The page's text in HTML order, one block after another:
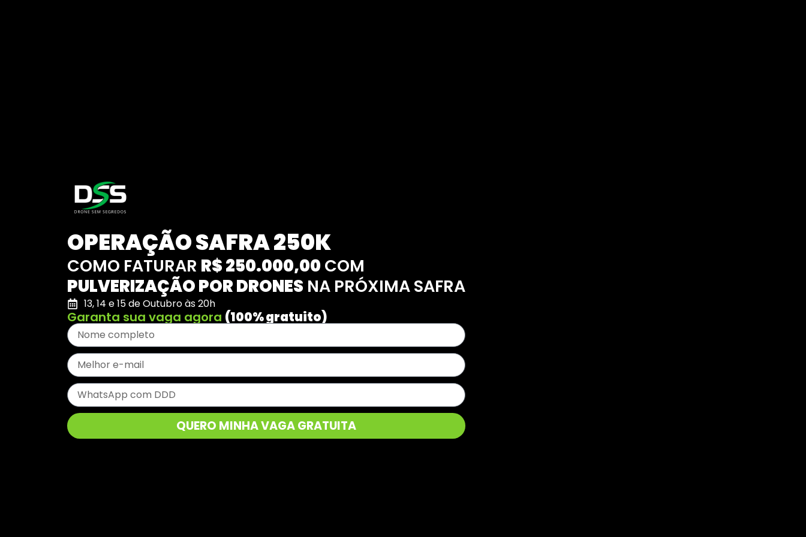
OPERAÇÃO SAFRA 250K
COMO FATURAR R$ 250.000,00COM
PULVERIZAÇÃO POR DRONES NA PRÓXIMA SAFRA
13, 14 e 15 de Outubro às 20h
Garanta sua vaga agora (100% gratuito)
QUERO MINHA VAGA GRATUITA